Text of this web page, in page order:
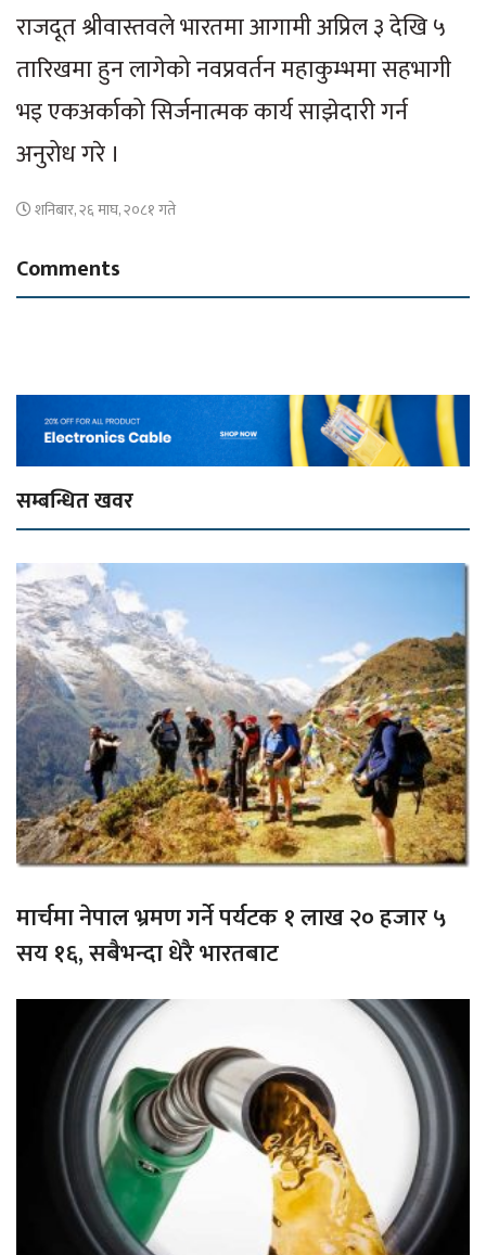
राजदूत श्रीवास्तवले भारतमा आगामी अप्रिल ३ देखि ५
तारिखमा हुन लागेको नवप्रवर्तन महाकुम्भमा सहभागी
भइ एकअर्काको सिर्जनात्मक कार्य साझेदारी गर्न
अनुरोध गरे ।
शनिबार, २६ माघ, २०८१ गते
Comments
सम्बन्धित खवर
मार्चमा नेपाल भ्रमण गर्ने पर्यटक १ लाख २० हजार ५
सय १६, सबैभन्दा धेरै भारतबाट